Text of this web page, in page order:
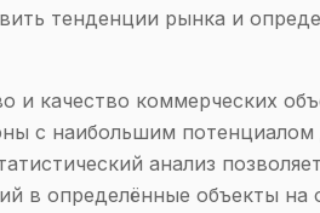
тенденции рынка и
и качество коммерческих
с наибольшим потенциалом
анализ
в определённые объекты на